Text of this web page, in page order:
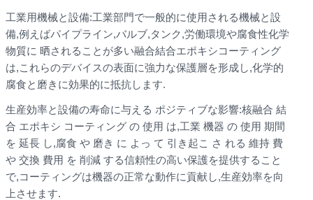
工業用機械と設備:工業部門で一般的に使用される機械と設
備,例えばパイプライン,バルブ,タンク,労働環境や腐食性化学
物質に 晒されることが多い融合結合エポキシコーティング
は,これらのデバイスの表面に強力な保護層を形成し,化学的
腐食と磨きに効果的に抵抗します.
生産効率と設備の寿命に与える ポジティブな影響:核融合 結
合 エポキシ コーティング の 使用 は,工業 機器 の 使用 期間
を 延長 し,腐食 や 磨き に よっ て 引き起こ さ れる 維持 費
や 交換 費用 を 削減 する信頼性の高い保護を提供すること
で,コーティングは機器の正常な動作に貢献し,生産効率を向
上させます.